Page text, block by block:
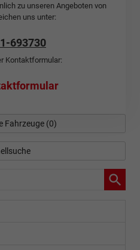
zu unseren Angeboten von
uns unter:
693730
Kontaktformular:
Fahrzeuge (0)